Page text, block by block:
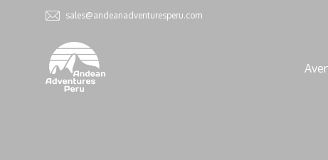
sales@andeanadventuresperu.com